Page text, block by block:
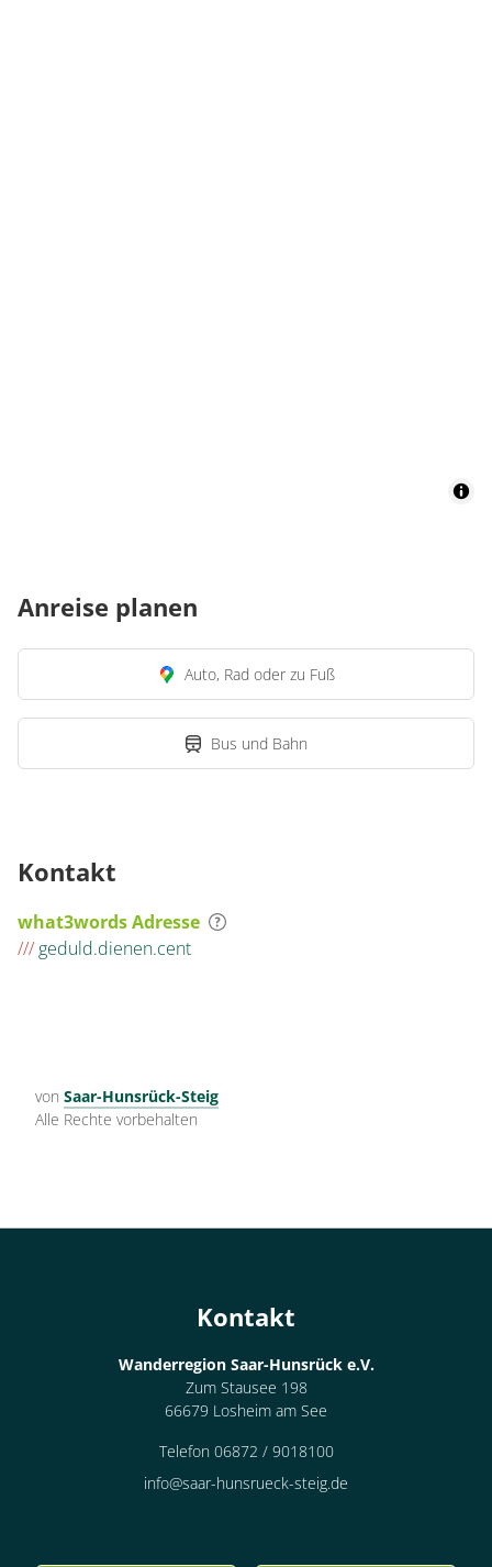
Anreise planen
Auto, Rad oder zu Fuß
Bus und Bahn
Kontakt
what3words Adresse
/// geduld.dienen.cent
von Saar-Hunsrück-Steig
Alle Rechte vorbehalten
Kontakt
Wanderregion Saar-Hunsrück e.V.
Zum Stausee 198
66679 Losheim am See
Telefon 06872 / 9018100
info@saar-hunsrueck-steig.de